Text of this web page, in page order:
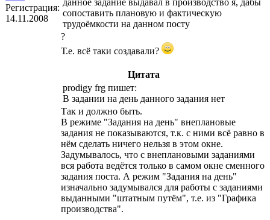
Регистрация:
14.11.2008
сопоставить плановую и фактическую
трудоёмкости на данном посту
?
Т.е. всё таки создавали?
Цитата
prodigy frg пишет:
В задании на день данного задания нет
Так и должно быть.
В режиме "Задания на день" внеплановые
задания не показываются, т.к. с ними всё равно в
нём сделать ничего нельзя в этом окне.
Задумывалось, что с внеплановыми заданиями
вся работа ведётся только в самом окне сменного
задания поста. А режим "Задания на день"
изначально задумывался для работы с заданиями
выданными "штатным путём", т.е. из "Графика
производства".